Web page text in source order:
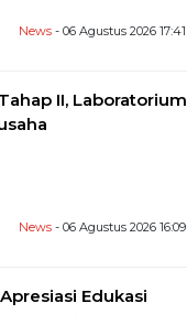
News - 06 Agustus 2026 17:41
II, Laboratorium
News - 06 Agustus 2026 16:09
Edukasi